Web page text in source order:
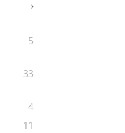
5
33
4
11